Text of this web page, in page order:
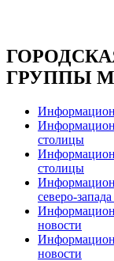
ГРУППЫ
столицы
столицы
северо-
новости
новости